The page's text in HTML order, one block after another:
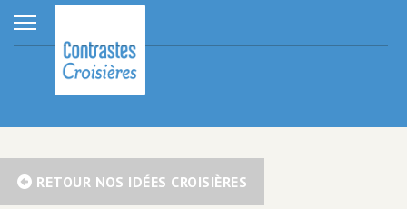
RETOUR NOS IDÉES CROISIÈRES